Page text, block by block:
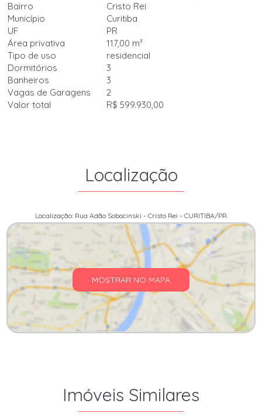
Bairro
Cristo Rei
Município
Curitiba
UF
PR
Área privativa
117,00 m²
Tipo de uso
residencial
Dormitórios
3
Banheiros
3
Vagas de Garagens
2
Valor total
R$ 599.930,00
Localização
Localização: Rua Adão Sobocinski - Cristo Rei - CURITIBA/PR
MOSTRAR NO MAPA
Imóveis Similares